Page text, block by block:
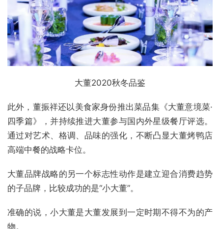
大董2020秋冬品鉴
此外，董振祥还以美食家身份推出菜品集《大董意境菜·
四季篇》，并持续推进大董参与国内外星级餐厅评选。
通过对艺术、格调、品味的强化，不断凸显大董烤鸭店
高端中餐的战略卡位。
大董品牌战略的另一个标志性动作是建立迎合消费趋势
的子品牌，比较成功的是“小大董”。
准确的说，小大董是大董发展到一定时期不得不为的产
物。